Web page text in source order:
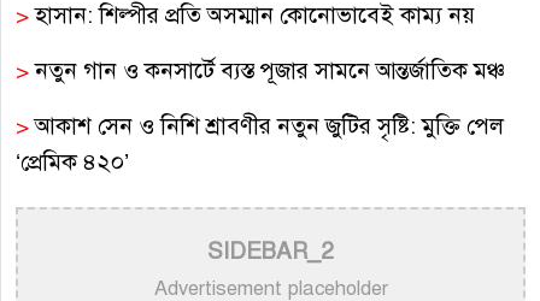
>হাসান: শিল্পীর প্রতি অসম্মান কোনোভাবেই কাম্য নয়
>নতুন গান ও কনসার্টে ব্যস্ত পূজার সামনে আন্তর্জাতিক মঞ্চ
>আকাশ সেন ও নিশি শ্রাবণীর নতুন জুটির সৃষ্টি: মুক্তি পেল
‘প্রেমিক ৪২০’
>সুরাঙ্গনের নিভৃত পথিক: স্মরণে সুরকার ও কালজয়ী
কণ্ঠশিল্পী আনোয়ার উদ্দিন খানSIDEBAR_2
Advertisement placeholder